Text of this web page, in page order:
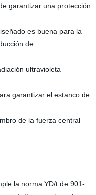
garantizar una protección
es buena para la
de
ultravioleta
garantizar el estanco de
de la fuerza central
la norma YD/t de 901-